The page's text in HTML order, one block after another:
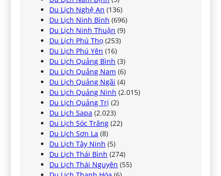
Du Lịch Nghệ An (136)
Du Lịch Ninh Bình (696)
Du Lịch Ninh Thuận (9)
Du Lịch Phú Thọ (253)
Du Lịch Phú Yên (16)
Du Lịch Quảng Bình (3)
Du Lịch Quảng Nam (6)
Du Lịch Quảng Ngãi (4)
Du Lịch Quảng Ninh (2.015)
Du Lịch Quảng Trị (2)
Du Lịch Sapa (2.023)
Du Lịch Sóc Trăng (22)
Du Lịch Sơn La (8)
Du Lịch Tây Ninh (5)
Du Lịch Thái Bình (274)
Du Lịch Thái Nguyên (55)